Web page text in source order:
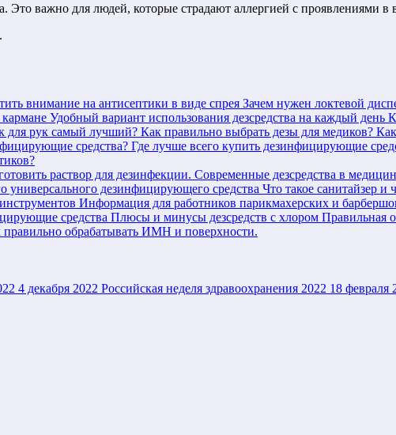
важно для людей, которые страдают аллергией с проявлениями в
внимание на антисептики в виде спрея Зачем нужен локтевой
Удобный вариант использования дезсредства на каждый день
для рук самый лучший? Как правильно выбрать дезы для медиков?
средства? Где лучше всего купить дезинфицирующие
раствор для дезинфекции. Современные дезсредства в
универсального дезинфицирующего средства Что такое санитайзер и
Информация для работников парикмахерских и
средства Плюсы и минусы дезсредств с хлором Правильная
правильно обрабатывать ИМН и поверхности.
4 декабря 2022 Российская неделя здравоохранения 2022 18 февраля